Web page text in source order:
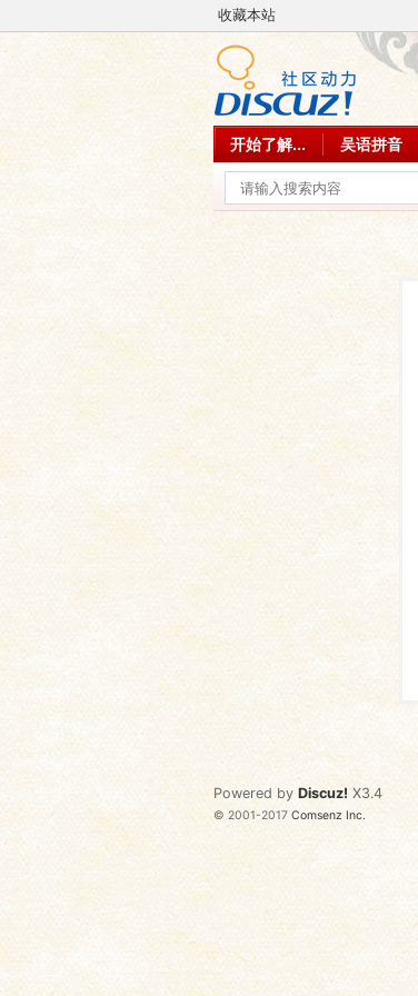
收藏本站
开始了解... 吴语拼音
Powered by Discuz! X3.4
© 2001-2017Comsenz Inc.